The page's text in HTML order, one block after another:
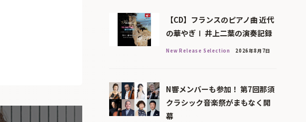
【CD】フランスのピアノ曲 近代
の華やぎⅠ 井上二葉の演奏記録
New Release Selection 2026年8月7日
N響メンバーも参加！ 第7回那須
クラシック音楽祭がまもなく開
幕